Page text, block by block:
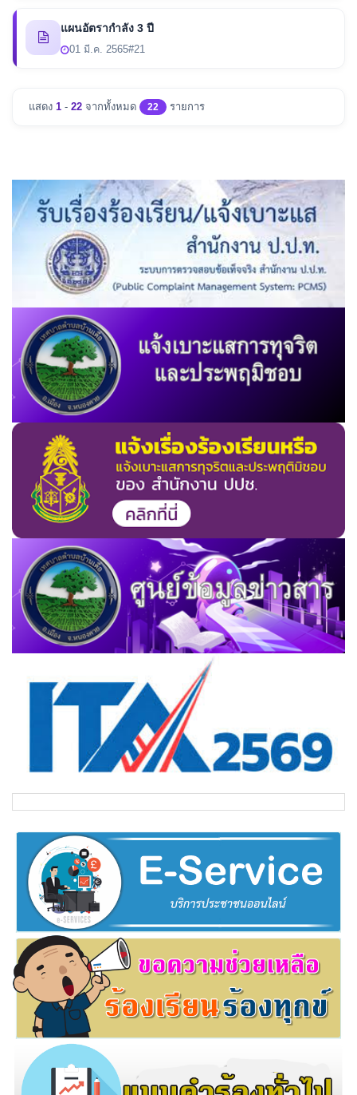
แผนอัตรากำลัง 3 ปี
01 มี.ค. 2565#21
แสดง 1 - 22 จากทั้งหมด 22 รายการ